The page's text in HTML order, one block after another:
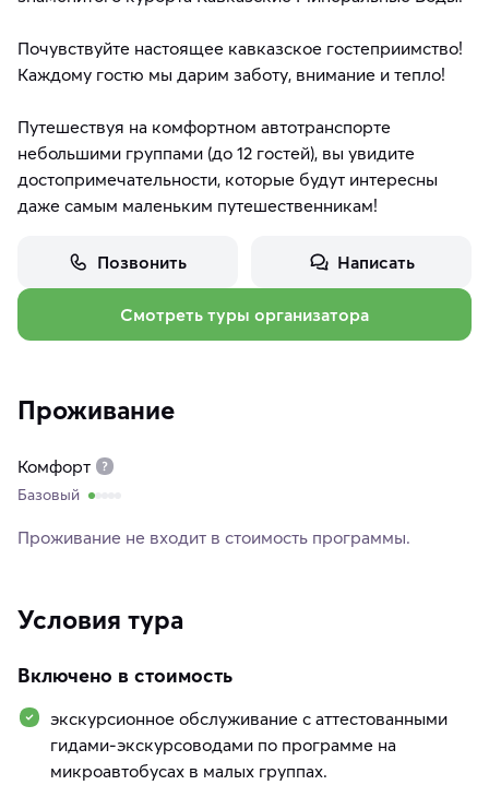
Почувствуйте настоящее кавказское гостеприимство!
Каждому гостю мы дарим заботу, внимание и тепло!
Путешествуя на комфортном автотранспорте
небольшими группами (до 12 гостей), вы увидите
достопримечательности, которые будут интересны
даже самым маленьким путешественникам!
Позвонить Написать
Смотреть туры организатора
Проживание
Комфорт
Базовый
Проживание не входит в стоимость программы.
Условия тура
Включено в стоимость
экскурсионное обслуживание с аттестованными
гидами-экскурсоводами по программе на
микроавтобусах в малых группах.